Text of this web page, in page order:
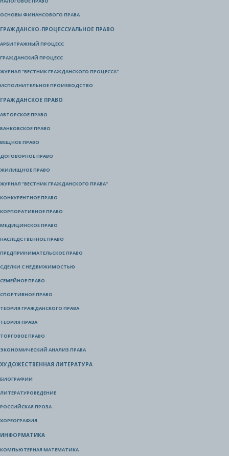
ОСНОВЫ ФИНАНСОВОГО ПРАВА
ГРАЖДАНСКО-ПРОЦЕССУАЛЬНОЕ ПРАВО
АРБИТРАЖНЫЙ ПРОЦЕСС
ГРАЖДАНСКИЙ ПРОЦЕСС
ЖУРНАЛ "ВЕСТНИК ГРАЖДАНСКОГО ПРОЦЕССА"
ИСПОЛНИТЕЛЬНОЕ ПРОИЗВОДСТВО
ГРАЖДАНСКОЕ ПРАВО
АВТОРСКОЕ ПРАВО
БАНКОВСКОЕ ПРАВО
ВЕЩНОЕ ПРАВО
ДОГОВОРНОЕ ПРАВО
ЖИЛИЩНОЕ ПРАВО
ЖУРНАЛ "ВЕСТНИК ГРАЖДАНСКОГО ПРАВА"
КОНКУРЕНТНОЕ ПРАВО
КОРПОРАТИВНОЕ ПРАВО
МЕДИЦИНСКОЕ ПРАВО
НАСЛЕДСТВЕННОЕ ПРАВО
ПРЕДПРИНИМАТЕЛЬСКОЕ ПРАВО
СДЕЛКИ С НЕДВИЖИМОСТЬЮ
СЕМЕЙНОЕ ПРАВО
СПОРТИВНОЕ ПРАВО
ТЕОРИЯ ГРАЖДАНСКОГО ПРАВА
ТЕОРИЯ ПРАВА
ТОРГОВОЕ ПРАВО
ЭКОНОМИЧЕСКИЙ АНАЛИЗ ПРАВА
ХУДОЖЕСТВЕННАЯ ЛИТЕРАТУРА
БИОГРАФИИ
ЛИТЕРАТУРОВЕДЕНИЕ
РОССИЙСКАЯ ПРОЗА
ХОРЕОГРАФИЯ
ИНФОРМАТИКА
КОМПЬЮТЕРНАЯ МАТЕМАТИКА